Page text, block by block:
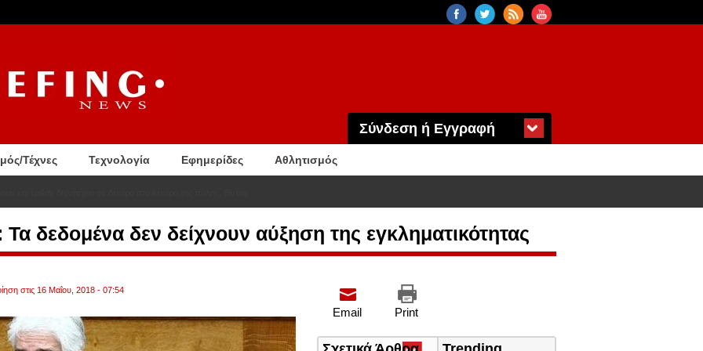
Σύνδεση ή Εγγραφή
Τέχνες Τεχνολογία Εφημερίδες Αθλητισμός
δεδομένα δεν δείχνουν αύξηση της εγκληματικότητας
στις 16 Μαΐου, 2018 - 07:54
Print
Email